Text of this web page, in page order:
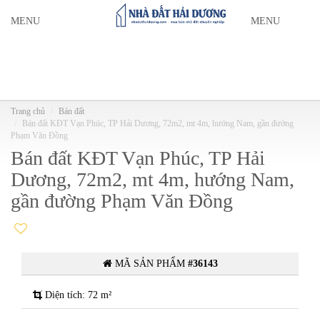
MENU MENU
Trang chủ
Bán đất
Bán đất KĐT Vạn Phúc, TP Hải Dương, 72m2, mt 4m, hướng Nam, gần đường
Phạm Văn Đồng
Bán đất KĐT Vạn Phúc, TP Hải
Dương, 72m2, mt 4m, hướng Nam,
gần đường Phạm Văn Đồng
MÃ SẢN PHẨM #36143
Diện tích: 72 m²